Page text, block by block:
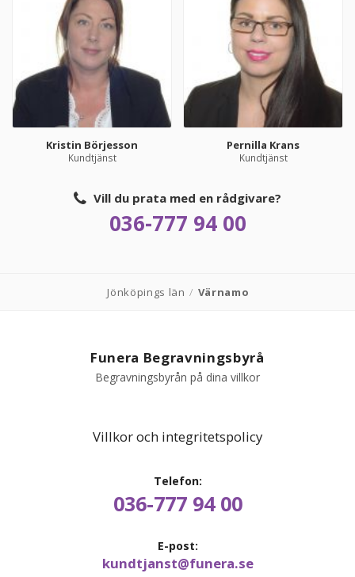
Kristin Börjesson
Kundtjänst
Pernilla Krans
Kundtjänst
Vill du prata med en rådgivare?
036-777 94 00
Jönköpings län / Värnamo
Funera Begravningsbyrå
Begravningsbyrån på dina villkor
Villkor och integritetspolicy
Telefon:
036-777 94 00
E-post:
kundtjanst@funera.se